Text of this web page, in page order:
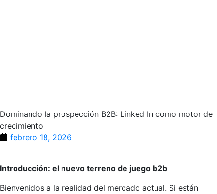
Dominando la prospección B2B: Linked In como motor de
crecimiento
febrero 18, 2026
Introducción: el nuevo terreno de juego b2b
Bienvenidos a la realidad del mercado actual. Si están